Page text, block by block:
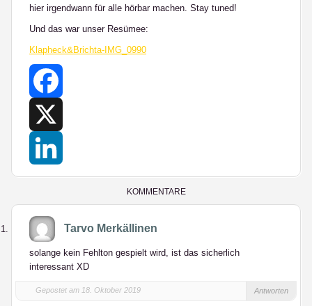
hier irgendwann für alle hörbar machen. Stay tuned!
Und das war unser Resümee:
Klapheck&Brichta-IMG_0990
Facebook
KOMMENTARE
Tarvo Merkällinen
solange kein Fehlton gespielt wird, ist das sicherlich
interessant XD
Gepostet am 18. Oktober 2019 Antworten